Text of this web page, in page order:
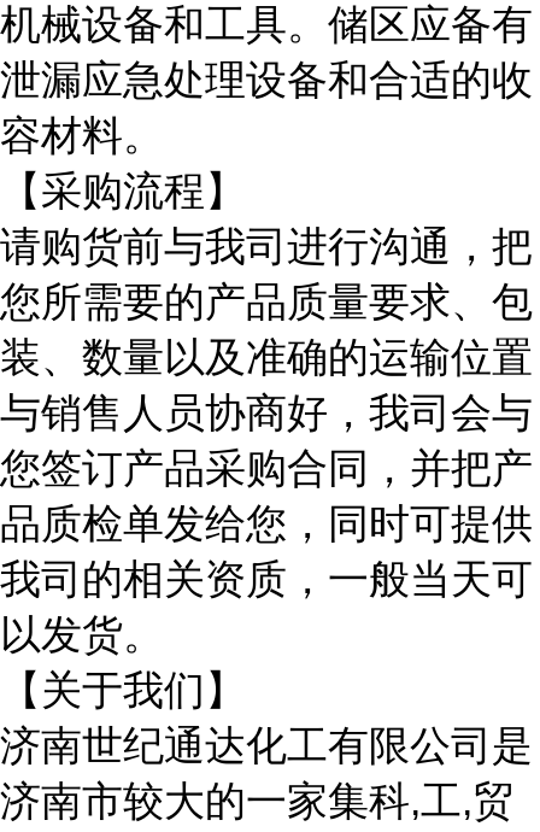
机械设备和工具。储区应备有
泄漏应急处理设备和合适的收
容材料。
【采购流程】
请购货前与我司进行沟通，把
您所需要的产品质量要求、包
装、数量以及准确的运输位置
与销售人员协商好，我司会与
您签订产品采购合同，并把产
品质检单发给您，同时可提供
我司的相关资质，一般当天可
以发货。
【关于我们】
济南世纪通达化工有限公司是
济南市较大的一家集科,工,贸